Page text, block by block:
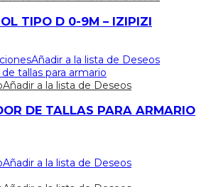
TIPO D 0-9M – IZIPIZI
Añadir a la lista de Deseos
Añadir a la lista de Deseos
DE TALLAS PARA ARMARIO
Añadir a la lista de Deseos